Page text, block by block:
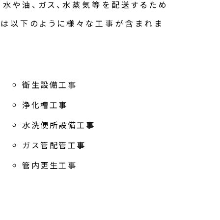
や油、ガス、水蒸気等を配送するため
以下のように様々な工事が含まれま
衛生設備工事
浄化槽工事
水洗便所設備工事
ガス管配管工事
管内更生工事